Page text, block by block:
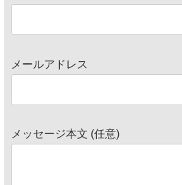
メールアドレス
メッセージ本文 (任意)